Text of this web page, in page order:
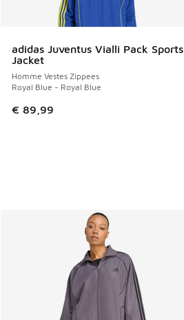
adidas Juventus Vialli Pack Sports
Jacket
Homme Vestes Zippees
Royal Blue - Royal Blue
€ 89,99